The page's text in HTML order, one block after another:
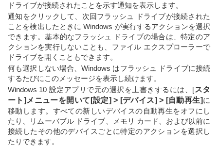
ドライブが接続されたことを示す通知を表示します。
通知をクリックして、次回フラッシュ ドライブが接続された
ことを検出したときに Windows が実行するアクションを選択
できます。基本的なフラッシュ ドライブの場合は、特定のア
クションを実行しないことも、ファイル エクスプローラーで
ドライブを開くこともできます。
何も選択しない場合、Windows はフラッシュ ドライブに接続
するたびにこのメッセージを表示し続けます。
Windows 10 設定アプリで元の選択を上書きするには、[スタ
ート]メニューを開いて [設定] > [デバイス] > [自動再生]に
移動します。すべての新しいデバイスの自動再生をオフにし
たり、リムーバブル ドライブ、メモリ カード、および以前に
接続したその他のデバイスごとに特定のアクションを選択し
たりできます。